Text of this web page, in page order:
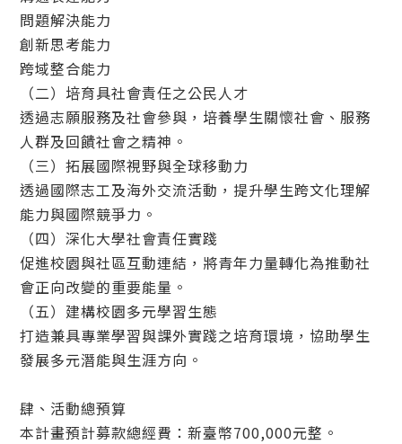
問題解決能力
創新思考能力
跨域整合能力
（二）培育具社會責任之公民人才
透過志願服務及社會參與，培養學生關懷社會、服務
人群及回饋社會之精神。
（三）拓展國際視野與全球移動力
透過國際志工及海外交流活動，提升學生跨文化理解
能力與國際競爭力。
（四）深化大學社會責任實踐
促進校園與社區互動連結，將青年力量轉化為推動社
會正向改變的重要能量。
（五）建構校園多元學習生態
打造兼具專業學習與課外實踐之培育環境，協助學生
發展多元潛能與生涯方向。
肆、活動總預算
本計畫預計募款總經費：新臺幣700,000元整。